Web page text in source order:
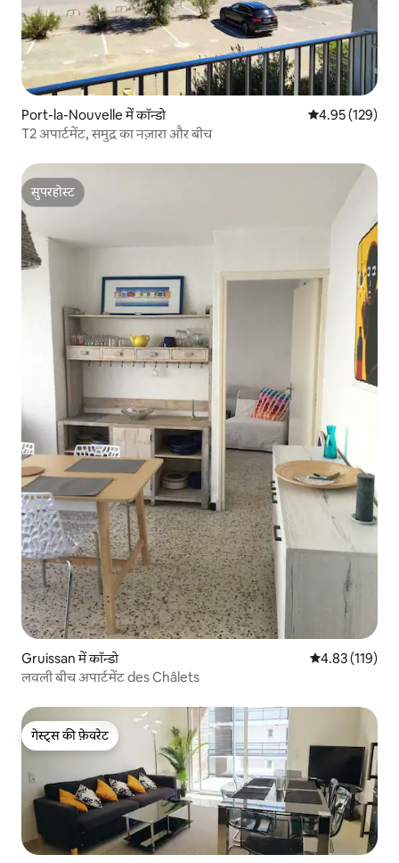
Port-la-Nouvelle में कॉन्डो औसत रेटिंग 5 में से
4.95 (129)
T2 अपार्टमेंट, समुद्र का नज़ारा और बीच
सुपरहोस्ट
सुपरहोस्ट
Gruissan में कॉन्डो औसत रेटिंग 5 में से
4.83 (119)
लवली बीच अपार्टमेंट des Châlets
गेस्ट्स की फ़ेवरेट
गेस्ट्स की फ़ेवरेट